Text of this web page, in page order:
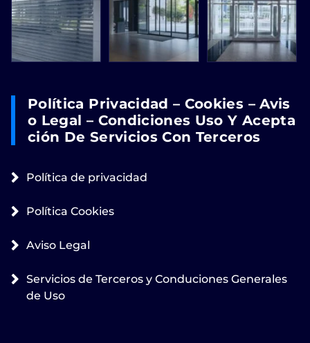
Política Privacidad – Cookies – Avis
O Legal – Condiciones Uso Y Acepta
Ción De Servicios Con Terceros
Política de privacidad
Política Cookies
Aviso Legal
Servicios de Terceros y Conduciones Generales
de Uso